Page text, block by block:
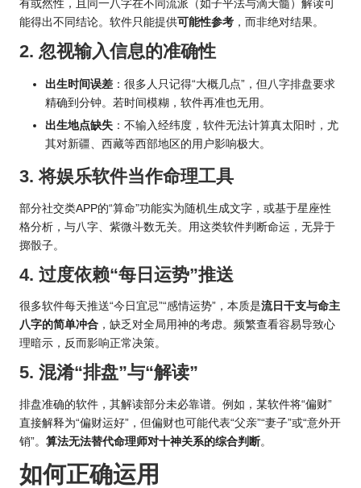
有或然性，且同一八字在不同流派（如子平法与滴天髓）解读可
能得出不同结论。软件只能提供可能性参考 ，而非绝对结果。
2. 忽视输入信息的准确性
出生时间误差 ：很多人只记得“大概几点”，但八字排盘要求
精确到分钟。若时间模糊，软件再准也无用。
出生地点缺失 ：不输入经纬度，软件无法计算真太阳时，尤
其对新疆、西藏等西部地区的用户影响极大。
3. 将娱乐软件当作命理工具
部分社交类APP的“算命”功能实为随机生成文字，或基于星座性
格分析，与八字、紫微斗数无关。用这类软件判断命运，无异于
掷骰子。
4. 过度依赖“每日运势”推送
很多软件每天推送“今日宜忌”“感情运势”，本质是流日干支与命主
八字的简单冲合 ，缺乏对全局用神的考虑。频繁查看容易导致心
理暗示，反而影响正常决策。
5. 混淆“排盘”与“解读”
排盘准确的软件，其解读部分未必靠谱。例如，某软件将“偏财”
直接解释为“偏财运好”，但偏财也可能代表“父亲”“妻子”或“意外开
销”。 算法无法替代命理师对十神关系的综合判断。
如何正确运用